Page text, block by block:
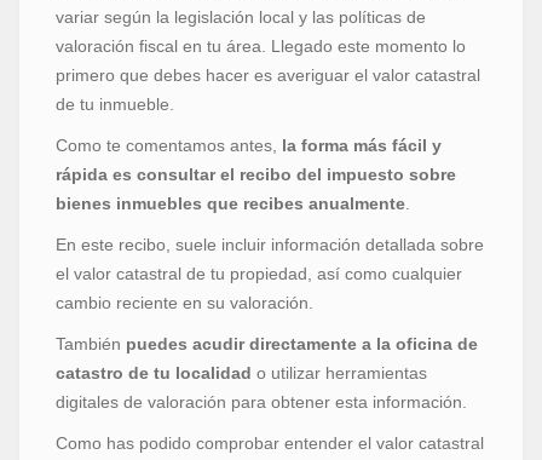
variar según la legislación local y las políticas de
valoración fiscal en tu área. Llegado este momento lo
primero que debes hacer es averiguar el valor catastral
de tu inmueble.
Como te comentamos antes, la forma más fácil y
rápida es consultar el recibo del impuesto sobre
bienes inmuebles que recibes anualmente
En este recibo, suele incluir información detallada sobre
el valor catastral de tu propiedad, así como cualquier
cambio reciente en su valoración.
También puedes acudir directamente a la oficina de
catastro de tu localidad o utilizar herramientas
digitales de valoración para obtener esta información.
Como has podido comprobar entender el valor catastral